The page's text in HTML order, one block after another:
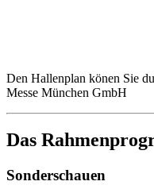
Den Hallenplan könen Sie
Messe München GmbH
Das
Sonderschauen